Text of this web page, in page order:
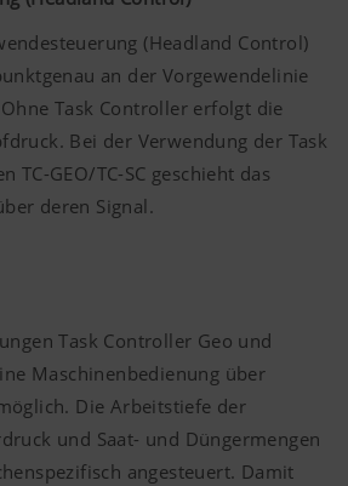
(Headland Control)
an der Vorgewendelinie
Task Controller erfolgt die
Bei der Verwendung der Task
TC-GEO/TC-SC geschieht das
deren Signal.
Task Controller Geo und
Maschinenbedienung über
Die Arbeitstiefe der
und Saat- und Düngermengen
angesteuert. Damit